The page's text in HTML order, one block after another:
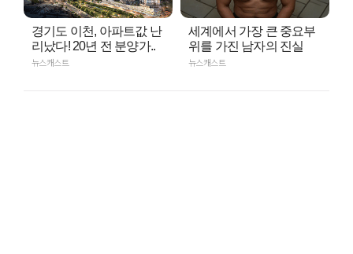
경기도 이천, 아파트값 난
리났다! 20년 전 분양가..
뉴스캐스트
세계에서 가장 큰 중요부
위를 가진 남자의 진실
뉴스캐스트